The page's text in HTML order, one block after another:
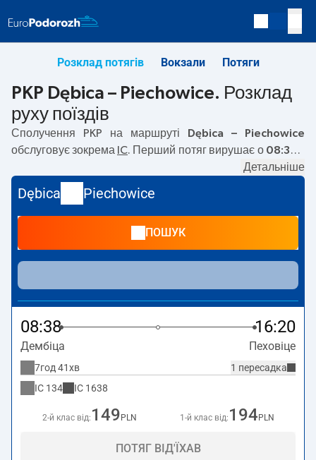
Розклад потягів Вокзали Потяги
PKP Dębica – Piechowice. Розклад
руху поїздів
Сполучення PKP на маршруті
Dębica – Piechowice
обслуговує зокрема IC . Перший потяг вирушає о 08:38з
Piechowice
не курсують інші потяги перевізника PKP
Intercity. Потяг завершує маршрут на станції Piechowice.
Детальніше
Dębica Piechowice
ПОШУК
08:38 16:20
Дембіца Пеховіце
1 пересадка
7год 41хв
IC 134 IC 1638
2-й клас від: 149 PLN 1-й клас від: 194 PLN
ПОТЯГ ВІД'ЇХАВ